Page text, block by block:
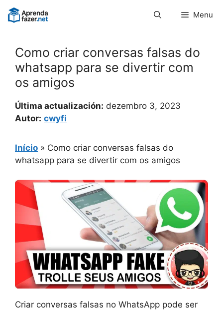
Pular
para
Menu
Como criar conversas falsas do
whatsapp para se divertir com
os amigos
Última actualización: dezembro 3, 2023
Autor: cwyfi
Início » Como criar conversas falsas do
whatsapp para se divertir com os amigos
Criar conversas falsas no WhatsApp pode ser